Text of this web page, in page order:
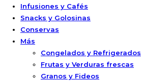
Infusiones y Cafés
Snacks y Golosinas
Conservas
Más
Congelados y Refrigerados
Frutas y Verduras frescas
Granos y Fideos